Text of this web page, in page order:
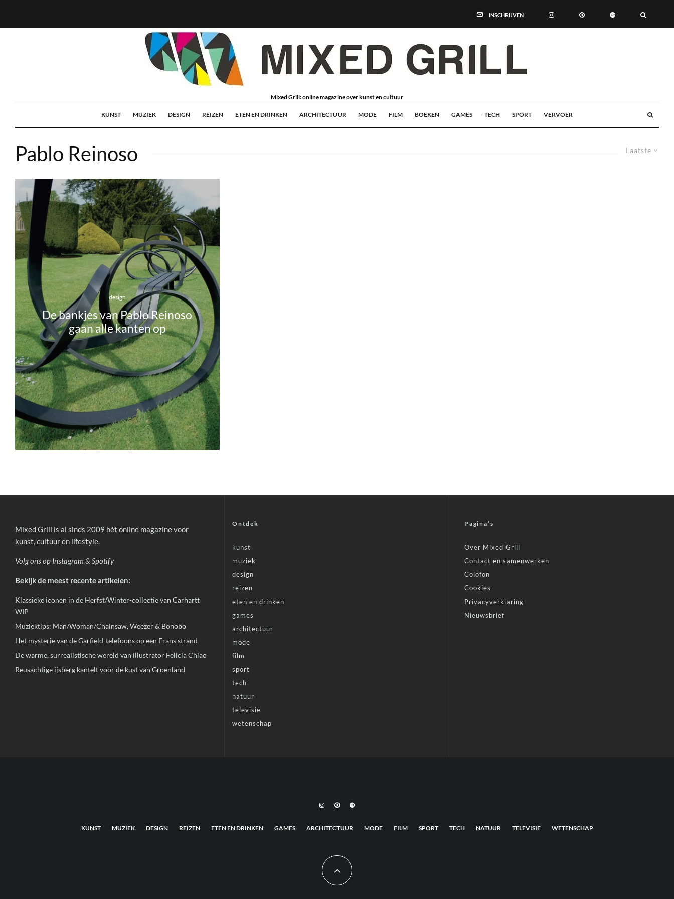
INSCHRIJVEN
Mixed Grill: online magazine over kunst en cultuur
KUNST MUZIEK DESIGN REIZEN ETEN EN DRINKEN ARCHITECTUUR MODE FILM BOEKEN GAMES TECH SPORT VERVOER
Laatste
Pablo Reinoso
design
De bankjes van Pablo Reinoso
gaan alle kanten op
Mixed Grill is al sinds 2009 hét online magazine voor
kunst, cultuur en lifestyle.
Volg ons op Instagram & Spotify
Bekijk de meest recente artikelen:
Klassieke iconen in de Herfst/Winter-collectie van Carhartt
WIP
Muziektips: Man/Woman/Chainsaw, Weezer & Bonobo
Het mysterie van de Garfield-telefoons op een Frans strand
De warme, surrealistische wereld van illustrator Felicia Chiao
Reusachtige ijsberg kantelt voor de kust van Groenland
Ontdek
kunst
muziek
design
reizen
eten en drinken
games
architectuur
mode
film
sport
tech
natuur
televisie
wetenschap
Pagina’s
Over Mixed Grill
Contact en samenwerken
Colofon
Cookies
Privacyverklaring
Nieuwsbrief
KUNST MUZIEK DESIGN REIZEN ETEN EN DRINKEN GAMES ARCHITECTUUR MODE FILM SPORT TECH NATUUR TELEVISIE WETENSCHAP